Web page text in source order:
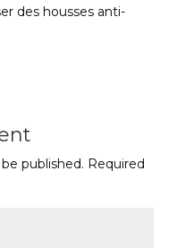
des housses anti-
published. Required